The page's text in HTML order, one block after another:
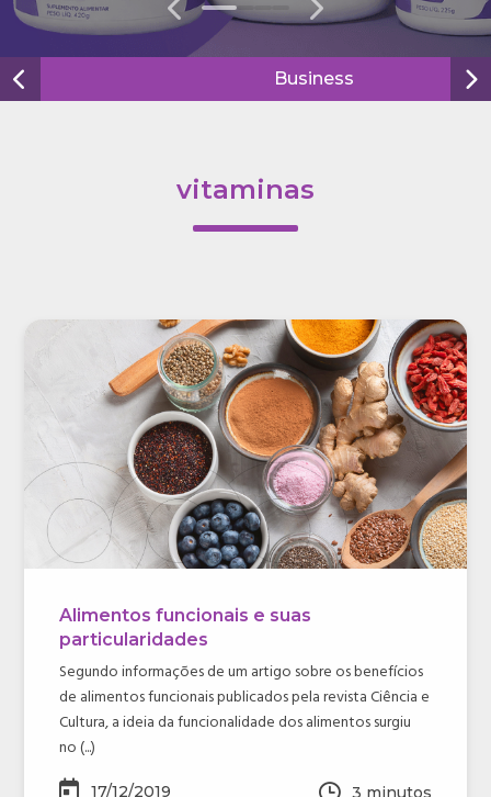
0 1 2 3
Business
vitaminas
Alimentos funcionais e suas
particularidades
Segundo informações de um artigo sobre os benefícios
de alimentos funcionais publicados pela revista Ciência e
Cultura, a ideia da funcionalidade dos alimentos surgiu
no (...)
17/12/2019